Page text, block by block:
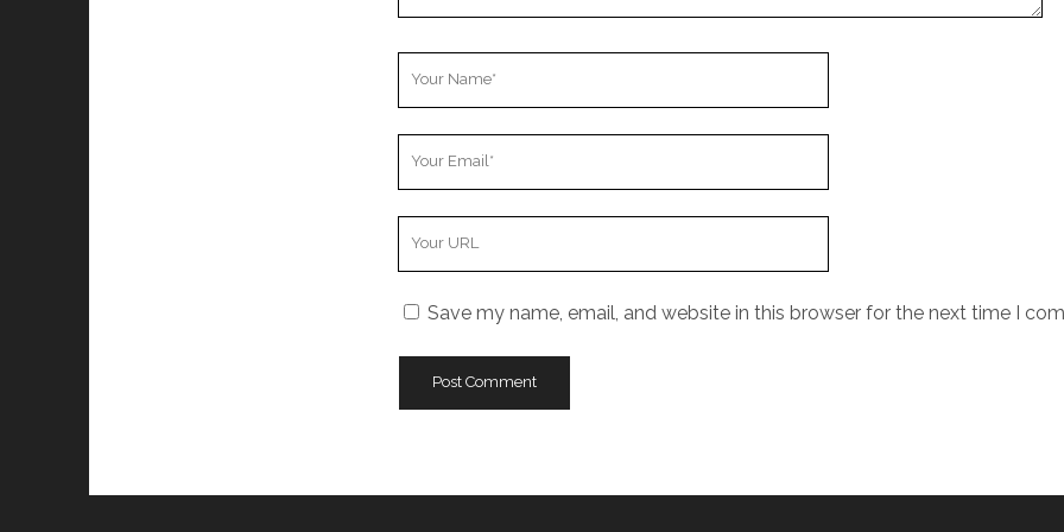
Save my name, email, and website in this browser for the next time I